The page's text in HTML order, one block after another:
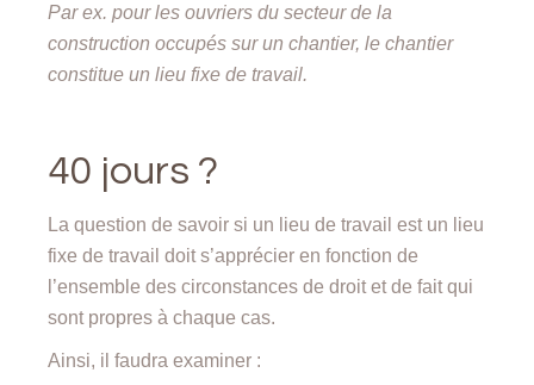
Par ex. pour les ouvriers du secteur de la
construction occupés sur un chantier, le chantier
constitue un lieu fixe de travail.
40 jours ?
La question de savoir si un lieu de travail est un lieu
fixe de travail doit s’apprécier en fonction de
l’ensemble des circonstances de droit et de fait qui
sont propres à chaque cas.
Ainsi, il faudra examiner :